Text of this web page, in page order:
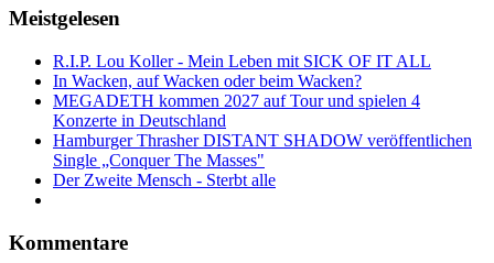
Meistgelesen
R.I.P. Lou Koller - Mein Leben mit SICK OF IT ALL
In Wacken, auf Wacken oder beim Wacken?
MEGADETH kommen 2027 auf Tour und spielen 4
Konzerte in Deutschland
Hamburger Thrasher DISTANT SHADOW veröffentlichen
Single „Conquer The Masses"
Der Zweite Mensch - Sterbt alle
Kommentare